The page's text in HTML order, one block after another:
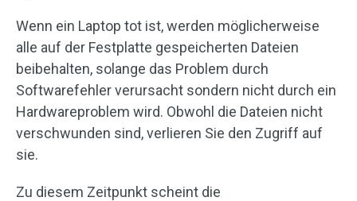
Wenn ein Laptop tot ist, werden möglicherweise
alle auf der Festplatte gespeicherten Dateien
beibehalten, solange das Problem durch
Softwarefehler verursacht sondern nicht durch ein
Hardwareproblem wird. Obwohl die Dateien nicht
verschwunden sind, verlieren Sie den Zugriff auf
sie.
Zu diesem Zeitpunkt scheint die